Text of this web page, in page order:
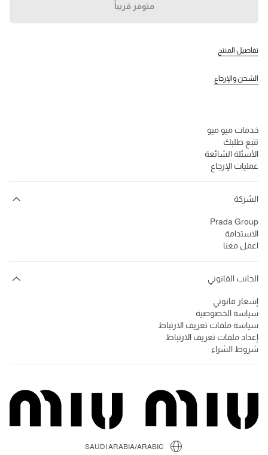
متوفر قريباً
تفاصيل المنتج
الشحن والإرجاع
جهات الاتصال
خريطة الموقع
خدمات ميو ميو
تتبع طلبك
الأسئلة الشائعة
عمليات الإرجاع
الشركة
Prada Group
الاستدامة
اعمل معنا
الجانب القانوني
إشعار قانوني
سياسة الخصوصية
سياسة ملفات تعريف الارتباط
إعداد ملفات تعريف الارتباط
شروط الشراء
SAUDI ARABIA/ARABIC